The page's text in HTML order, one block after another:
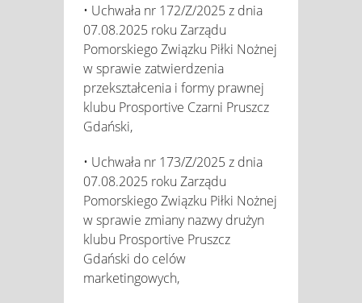
• Uchwała nr 172/Z/2025 z dnia
07.08.2025 roku Zarządu
Pomorskiego Związku Piłki Nożnej
w sprawie zatwierdzenia
przekształcenia i formy prawnej
klubu Prosportive Czarni Pruszcz
Gdański,
• Uchwała nr 173/Z/2025 z dnia
07.08.2025 roku Zarządu
Pomorskiego Związku Piłki Nożnej
w sprawie zmiany nazwy drużyn
klubu Prosportive Pruszcz
Gdański do celów
marketingowych,